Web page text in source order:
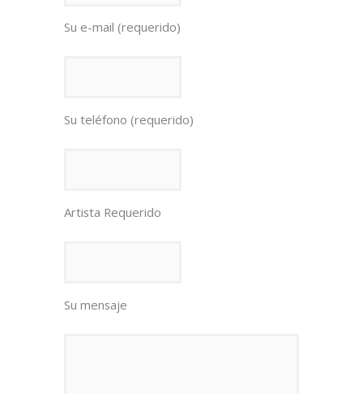
Su e-mail (requerido)
Su teléfono (requerido)
Artista Requerido
Su mensaje